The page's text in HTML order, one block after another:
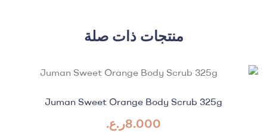
منتجات ذات صلة
Juman Sweet Orange Body Scrub 325g
8.000ر.ع.